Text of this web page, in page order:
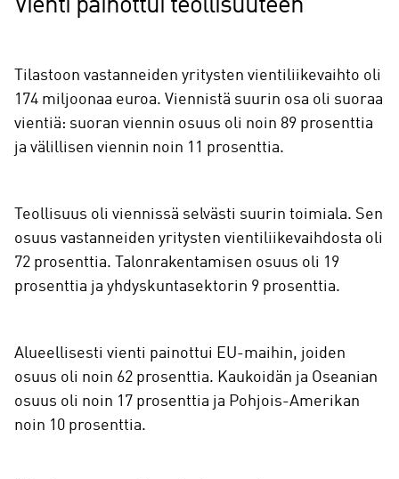
Vienti painottui teollisuuteen
Tilastoon vastanneiden yritysten vientiliikevaihto oli
174 miljoonaa euroa. Viennistä suurin osa oli suoraa
vientiä: suoran viennin osuus oli noin 89 prosenttia
ja välillisen viennin noin 11 prosenttia.
Teollisuus oli viennissä selvästi suurin toimiala. Sen
osuus vastanneiden yritysten vientiliikevaihdosta oli
72 prosenttia. Talonrakentamisen osuus oli 19
prosenttia ja yhdyskuntasektorin 9 prosenttia.
Alueellisesti vienti painottui EU-maihin, joiden
osuus oli noin 62 prosenttia. Kaukoidän ja Oseanian
osuus oli noin 17 prosenttia ja Pohjois-Amerikan
noin 10 prosenttia.